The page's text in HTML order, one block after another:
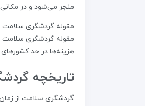
منجر می‌شود و در مکانی خارج از
مقوله‌ گردشگری سلامت
مقوله‌ گردشگری سلامت
هزینه‌ها در حد
تاریخچه‌
گردشگری سلامت از